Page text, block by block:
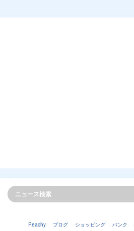
Peachy ブログ ショッピング バンク